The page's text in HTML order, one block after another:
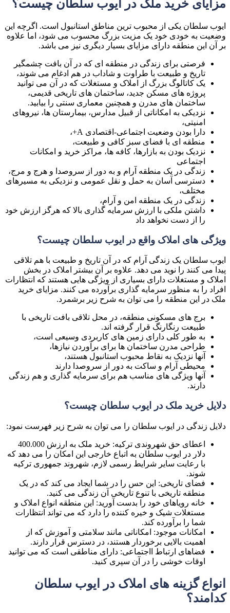
مزایای خرید ملک در ایوب سلطان چیست؟
ایوب سلطان یکی از محبوب ترین مناطق استانبول است. اگرچه این
وضعیت به خودی خود یک مزیت بزرگ محسوب می شود، اما علاوه
بر آن این منطقه دارای مزایای بسیار دیگری نیز می باشد.
فرصتی برای زندگی در منطقه ای که در آن بافت چشمگیر
تاریخ و طبیعت با طراوت و شاداب در هم ادغام می شوند،
یک کاتالوگ بزرگ از املاک و مستغلات که در آن می توانید
پروژه های مسکن جدید، ساختمان های تاریخی قدیمی،
ساختمان های مدرن و همچنین معماری سنتی را بیابید.
نزدیکی به امکاناتی از قبیل مدارس، بیمارستان ها، نیروهای
امنیتی،
دارا بودن وضعیت اجتماعی-اقتصادی A+،
منطقه ای با فضای سبز کافی و طبیعت،
نزدیک بودن به بازارها، کافه ها، مراکز خرید و امکانات
اجتماعی
زندگی در یک منطقه آرام و به دور از سروصدا و هرج و مرج،
دسترسی آسان به حمل و نقل عمومی و نزدیکی به مسیرهای
مختلف،
زندگی در یک منطقه امن و آرام،
داشتن ملکی با ارزش سرمایه گذاری بالا که هرگز ارزش خود
را از دست نخواهد داد
ویژگی های املاک واقع در ایوب سلطان چیست؟
ایوب سلطان یک زندگی آرام که در آن تاریخ و طبیعت با هم تلاقی
پیدا می کنند را نوید می دهد. علاوه بر آن بیشتر املاک در بخش
املاک و مستغلات دارای بسیاری از ویژگی هایی هستند که انتظارات
افراد را به منظور سرمایه گذاری برآورده می کنند. مزایای خرید
ملک در این منطقه را می توان به شرح زیر برشمرد.
برج های مسکونی منطقه، در محل تلاقی بافت تاریخی با
طبیعت رنگارنگ قرار گرفته اند.
به طور کلی دارای زمین های کاربردی وسیعی است،
طراحی مدرن ساختمان ها برای برآوردن نیازها،
آنها نزدیک به نقاط محبوب استانبول هستند،
محیطی آرام و ساکت به دور از سروصدا دارند
آنها ویژگی های مناسب هم برای سرمایه گذاری و هم زندگی
دارند.
دلایل خرید ملک در ایوب سلطان چیست؟
دلایل زندگی در ایوب سلطان را می توان به شرح زیر فهرست نمود:
اعطای حق شهروندی ترکیه: خرید ملک به ارزش 400.000
دلار در ایوب سلطان به اتباع خارجی این امکان را می دهد که
با رعایت سایر شرایط رسمی لازم، شهروند جمهوری ترکیه
شوند.
فضای تاریخی: این حس را در شما ایجاد می کند که در یک
منطقه تاریخی با تنوع تاریخی آن زندگی می کنید.
خانه رویاهای خود را بدست آورید: این منطقه انواع املاک و
مستغلات شیک و خیره کننده را دارد که می تواند انتظارات
شما را برآورده کند.
امکانات موجود: امکاناتی مانند سلامتی و آموزش که از
اهمیت بالایی برخوردار هستند، در دسترس قرار دارند.
فضاهای ارتباط ااجتماعی: دارای مناطقی است که می توانید
اوقات خوشی را در آن سپری کنید.
انواع گزینه های املاک در ایوب سلطان
کدامند؟